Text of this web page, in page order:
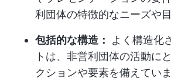
利団体の特徴的なニーズや目
包括的な構造： よく構造化
トは、非営利団体の活動に
クションや要素を備えてい